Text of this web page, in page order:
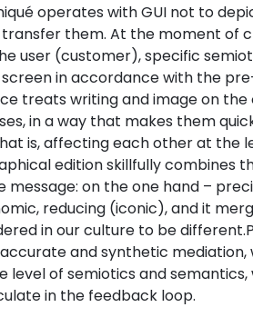
operates with GUI not to
them. At the moment of
user (customer), specific
in accordance with the
treats writing and image on the
in a way that makes them
is, affecting each other at the
edition skillfully combines
message: on the one hand –
reducing (iconic), and it
in our culture to be
and synthetic
level of semiotics and
in the feedback loop.